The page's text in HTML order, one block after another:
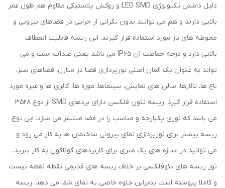
دلیل داشتن تکنولوژی LED SMD و روکش پلاستیکی مقاوم هم طول عمر
بالایی دارند و هم می توانند بدون نگرانی از خرابی در فضاهای بیرونی و
محوطه های باز مورد استفاده قرار گیرند. این ریسه قابلیت انعطاف
بالایی دارد و درجه حفاظت آن IP65 می باشد یعنی ضدآب است و می
تواند به عنوان یک المان اصلی نورپردازی فضا در منازل، فضاهای سبز،
باغ ها، تالارها، سالن های نمایش، سینماها، موزه ها، گالری ها و غیره مورد
استفاده قرار گیرد. ریسه نئون فلکسی دارای بردهای SMD از نوع 3528
می باشد که نوری یکپارچه و مناسب را در فضا منتشر می سازد. این نوع
ریسه بیشتر برای نورپردازی نمای بیرونی ساختمان ها به کار می رود و
می توانید در اندازه های یک متری برای کاربردهای گوناگون به کار ببرید.
نور ریسه های نئوفلکسی بر خلاف ریسه های قدیمی نقطه نقطه نیست
و کاملا پیوسته است بنابراین جلوه خاصی به نمای شما می دهد. ریسه